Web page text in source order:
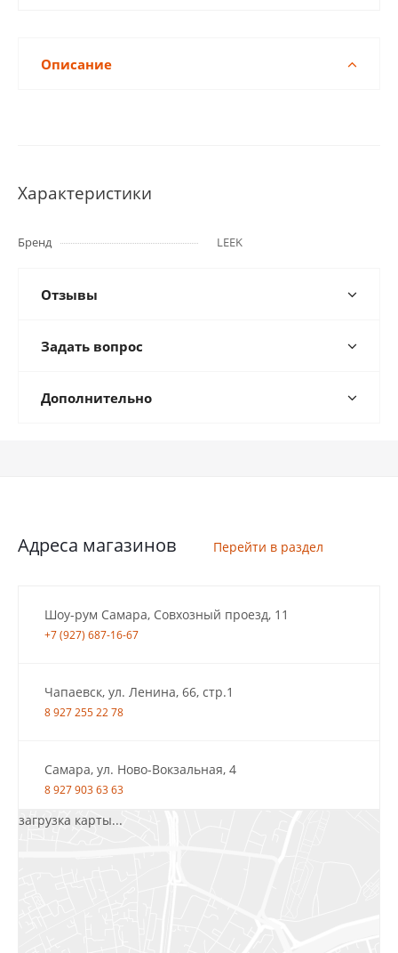
Описание
Характеристики
Бренд LEEK
Отзывы
Задать вопрос
Дополнительно
Адреса магазинов Перейти в раздел
Шоу-рум Самара, Совхозный проезд, 11
+7 (927) 687-16-67
Чапаевск, ул. Ленина, 66, стр.1
8 927 255 22 78
Самара, ул. Ново-Вокзальная, 4
8 927 903 63 63
загрузка карты...